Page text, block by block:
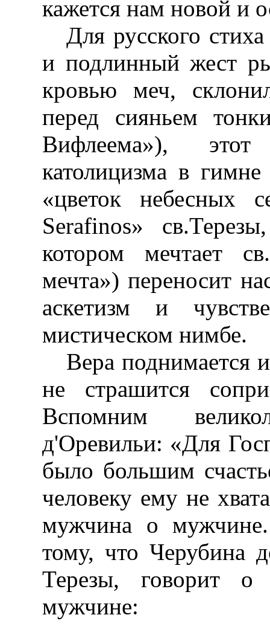
кажется нам новой и
Для русского
и подлинный жест
кровью меч,
перед сияньем
Вифлеема»), этот
католицизма в
«цветок небесных
Serafinos»
котором мечтает
мечта») переносит
аскетизм и
мистическом нимбе.
Вера поднимается
не страшится
Вспомним
д'Оревильи: «Для
было большим
человеку ему не
мужчина о
тому, что Черубина
Терезы, говорит
мужчине: